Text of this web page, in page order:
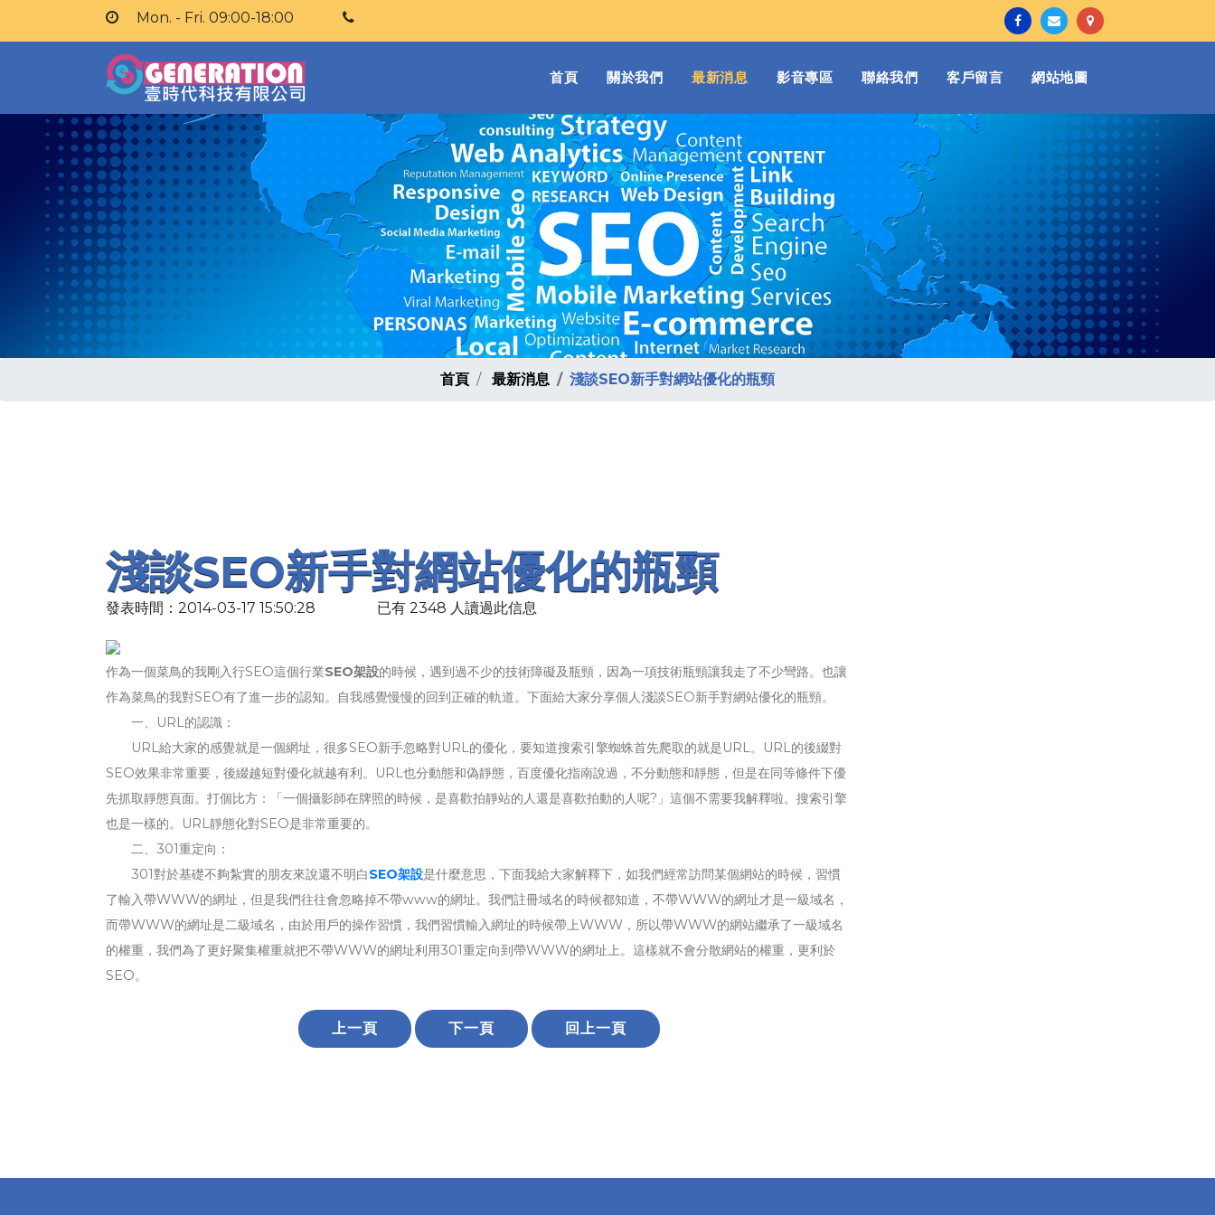
Mon. - Fri. 09:00-18:00
首頁(current)
關於我們 最新消息 影音專區 聯絡我們 客戶留言 網站地圖
首頁 最新消息 淺談SEO新手對網站優化的瓶頸
淺談SEO新手對網站優化的瓶頸
發表時間：2014-03-17 15:50:28 已有 2348 人讀過此信息
作為一個菜鳥的我剛入行SEO這個行業SEO架設的時候，遇到過不少的技術障礙及瓶頸，因為一項技術瓶頸讓我走了不少彎路。也讓
作為菜鳥的我對SEO有了進一步的認知。自我感覺慢慢的回到正確的軌道。下面給大家分享個人淺談SEO新手對網站優化的瓶頸。
一、URL的認識：
URL給大家的感覺就是一個網址，很多SEO新手忽略對URL的優化，要知道搜索引擎蜘蛛首先爬取的就是URL。URL的後綴對
SEO效果非常重要，後綴越短對優化就越有利。URL也分動態和偽靜態，百度優化指南說過，不分動態和靜態，但是在同等條件下優
先抓取靜態頁面。打個比方：「一個攝影師在牌照的時候，是喜歡拍靜站的人還是喜歡拍動的人呢?」這個不需要我解釋啦。搜索引擎
也是一樣的。URL靜態化對SEO是非常重要的。
二、301重定向：
301對於基礎不夠紮實的朋友來說還不明白SEO架設是什麼意思，下面我給大家解釋下，如我們經常訪問某個網站的時候，習慣
了輸入帶WWW的網址，但是我們往往會忽略掉不帶www的網址。我們註冊域名的時候都知道，不帶WWW的網址才是一級域名，
而帶WWW的網址是二級域名，由於用戶的操作習慣，我們習慣輸入網址的時候帶上WWW，所以帶WWW的網站繼承了一級域名
的權重，我們為了更好聚集權重就把不帶WWW的網址利用301重定向到帶WWW的網址上。這樣就不會分散網站的權重，更利於
SEO。
上一頁 下一頁 回上一頁